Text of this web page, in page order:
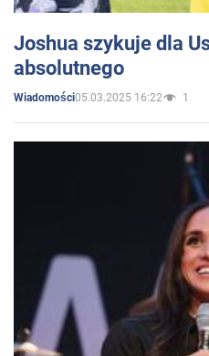
Joshua szykuje dla
absolutnego
Wiadomości05.03.2025 16:22 1